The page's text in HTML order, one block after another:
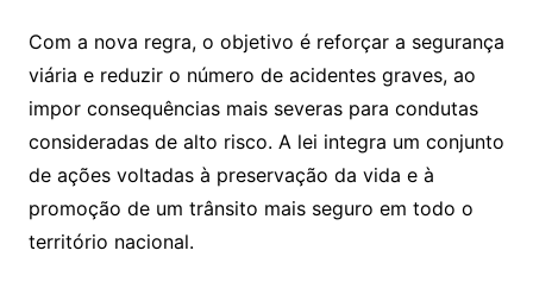
Com a nova regra, o objetivo é reforçar a segurança
viária e reduzir o número de acidentes graves, ao
impor consequências mais severas para condutas
consideradas de alto risco. A lei integra um conjunto
de ações voltadas à preservação da vida e à
promoção de um trânsito mais seguro em todo o
território nacional.